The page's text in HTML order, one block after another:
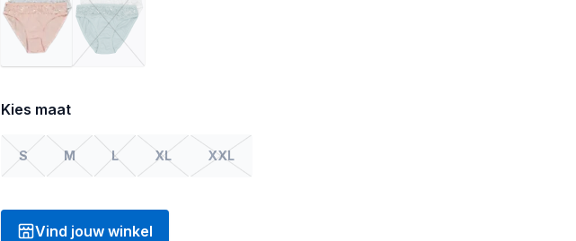
Kies maat
S M L XL XXL
Vind jouw winkel